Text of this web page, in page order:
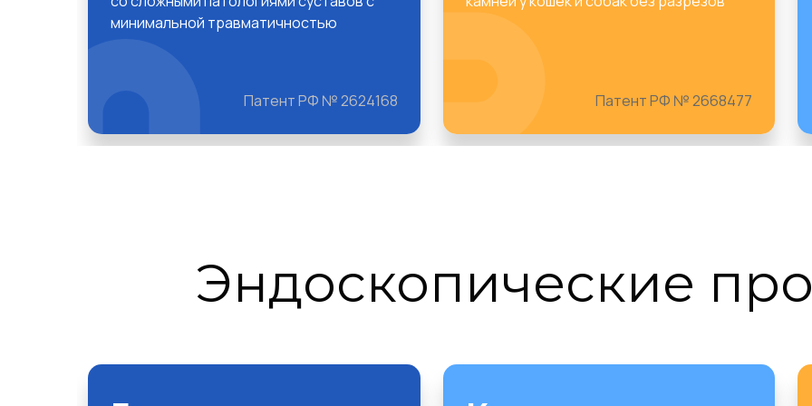
минимальной травматичностью
Патент РФ № 2624168 Патент РФ № 2668477
Эндоскопические